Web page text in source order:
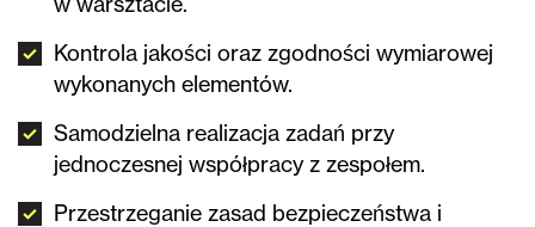
Kontrola jakości oraz zgodności wymiarowej
wykonanych elementów.
Samodzielna realizacja zadań przy
jednoczesnej współpracy z zespołem.
Przestrzeganie zasad bezpieczeństwa i